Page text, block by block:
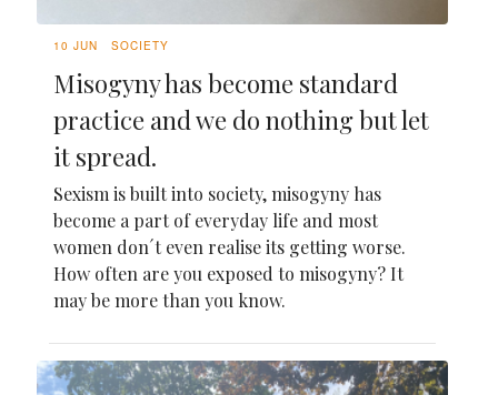
10 JUN SOCIETY
Misogyny has become standard
practice and we do nothing but let
it spread.
Sexism is built into society, misogyny has
become a part of everyday life and most
women don´t even realise its getting worse.
How often are you exposed to misogyny? It
may be more than you know.